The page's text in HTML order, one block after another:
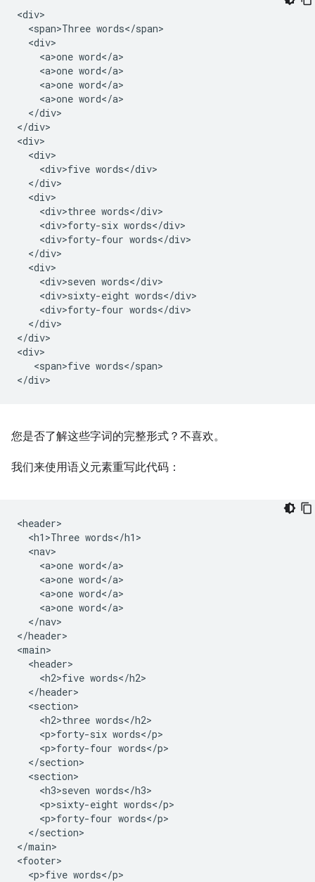
<div>
  <span>Three words</span>
  <div>
    <a>one word</a>
    <a>one word</a>
    <a>one word</a>
    <a>one word</a>
  </div>
</div>
<div>
  <div>
    <div>five words</div>
  </div>
  <div>
    <div>three words</div>
    <div>forty-six words</div>
    <div>forty-four words</div>
  </div>
  <div>
    <div>seven words</div>
    <div>sixty-eight words</div>
    <div>forty-four words</div>
  </div>
</div>
<div>
   <span>five words</span>
您是否了解这些字词的完整形式？不喜欢。
我们来使用语义元素重写此代码：
<header>
  <h1>Three words</h1>
  <nav>
    <a>one word</a>
    <a>one word</a>
    <a>one word</a>
    <a>one word</a>
  </nav>
</header>
<main>
  <header>
    <h2>five words</h2>
  </header>
  <section>
    <h2>three words</h2>
    <p>forty-six words</p>
    <p>forty-four words</p>
  </section>
  <section>
    <h3>seven words</h3>
    <p>sixty-eight words</p>
    <p>forty-four words</p>
  </section>
</main>
<footer>
  <p>five words</p>